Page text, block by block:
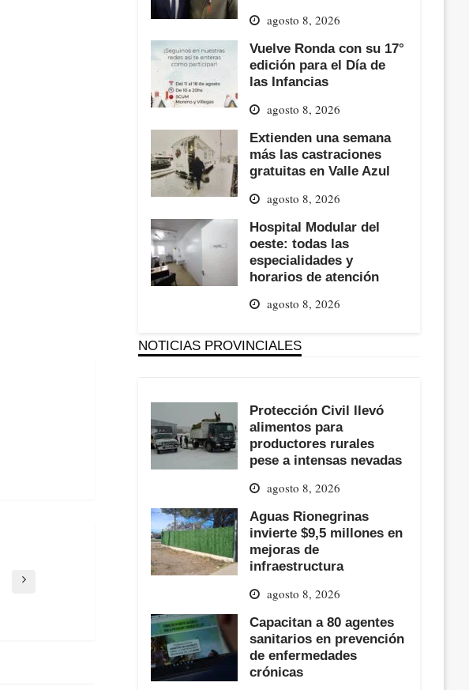
agosto 8, 2026
Vuelve Ronda con su 17°
edición para el Día de
las Infancias
agosto 8, 2026
Extienden una semana
más las castraciones
gratuitas en Valle Azul
agosto 8, 2026
Hospital Modular del
oeste: todas las
especialidades y
horarios de atención
agosto 8, 2026
NOTICIAS PROVINCIALES
Protección Civil llevó
alimentos para
productores rurales
pese a intensas nevadas
agosto 8, 2026
Aguas Rionegrinas
invierte $9,5 millones en
mejoras de
infraestructura
agosto 8, 2026
Capacitan a 80 agentes
sanitarios en prevención
de enfermedades
crónicas